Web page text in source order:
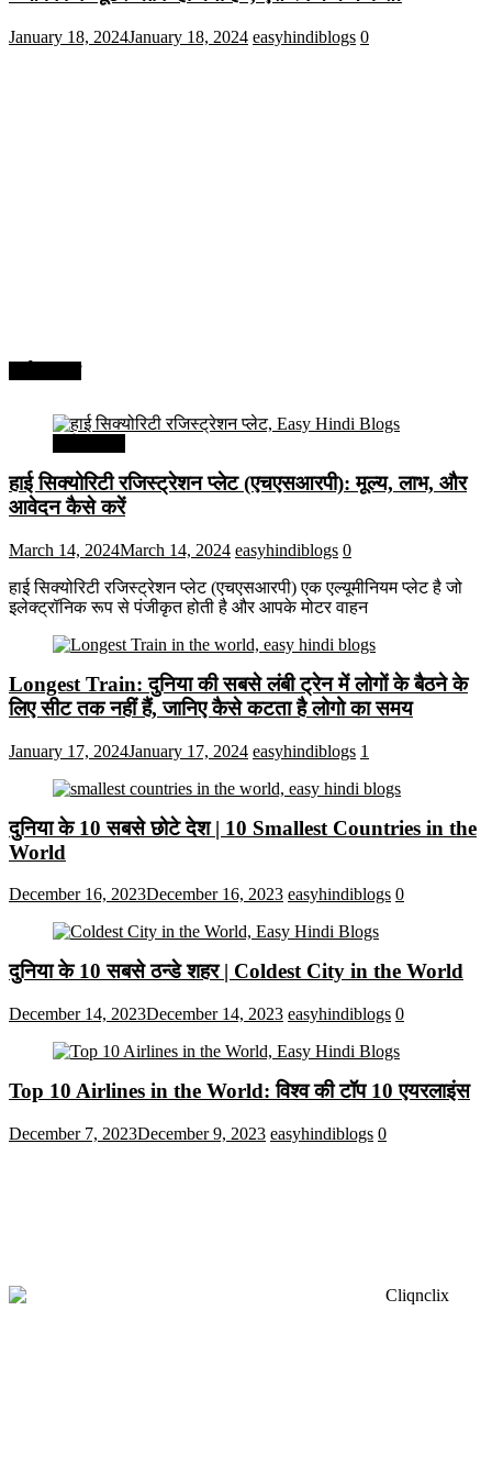
January 18, 2024January 18, 2024 easyhindiblogs 0
हाई सिक्योरिटी रजिस्ट्रेशन प्लेट (एचएसआरपी): मूल्य, लाभ, और
आवेदन कैसे करें
March 14, 2024March 14, 2024 easyhindiblogs 0
हाई सिक्योरिटी रजिस्ट्रेशन प्लेट (एचएसआरपी) एक एल्यूमीनियम प्लेट है जो
इलेक्ट्रॉनिक रूप से पंजीकृत होती है और आपके मोटर वाहन
Longest Train: दुनिया की सबसे लंबी ट्रेन में लोगों के बैठने के
लिए सीट तक ​​नहीं हैं, जानिए कैसे कटता है लोगो का समय
January 17, 2024January 17, 2024 easyhindiblogs 1
दुनिया के 10 सबसे छोटे देश | 10 Smallest Countries in the
World
December 16, 2023December 16, 2023 easyhindiblogs 0
दुनिया के 10 सबसे ठन्डे शहर | Coldest City in the World
December 14, 2023December 14, 2023 easyhindiblogs 0
Top 10 Airlines in the World: विश्व की टॉप 10 एयरलाइंस
December 7, 2023December 9, 2023 easyhindiblogs 0